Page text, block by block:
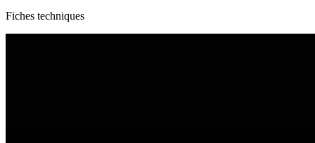
Fiches techniques